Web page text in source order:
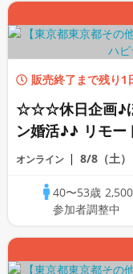
販売終了まで残り1
☆☆☆休日企画♪
ン婚活♪♪ リモー
ちで乾杯しませ
PARTY!!
オンライン 8/8（土）
40〜53歳
参加者調整中